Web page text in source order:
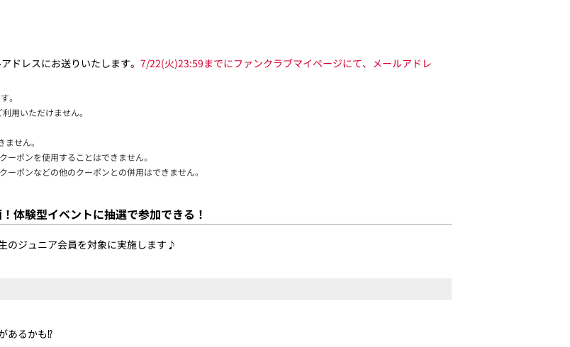
ドレスにお送りいたします。 7/22(火)23:59までにファンクラブマイページにて、メールアドレ
。
用いただけません。
せん。
ポンを使用することはできません。
ポンなどの他のクーポンとの併用はできません。
体験型イベントに抽選で参加できる！
のジュニア会員を対象に実施します♪
あるかも⁉